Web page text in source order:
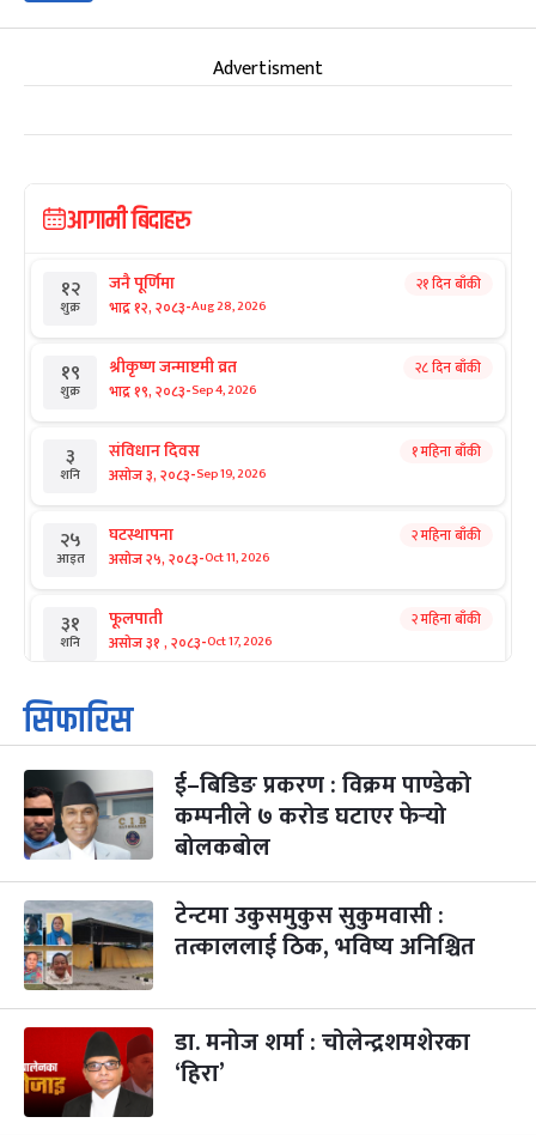
Advertisment
आगामी बिदाहरु
१२
शुक्र
जनै पूर्णिमा
भाद्र १२, २०८३-Aug 28, 2026
२१ दिन बाँकी
१९
शुक्र
श्रीकृष्ण जन्माष्टमी व्रत
भाद्र १९, २०८३-Sep 4, 2026
२८ दिन बाँकी
३
शनि
संविधान दिवस
असोज ३, २०८३-Sep 19, 2026
१ महिना बाँकी
२५
आइत
घटस्थापना
असोज २५, २०८३-Oct 11, 2026
२ महिना बाँकी
३१
शनि
फूलपाती
असोज ३१ , २०८३-Oct 17, 2026
२ महिना बाँकी
१
आइत
कार्तिक सङ्क्रान्ति
कार्तिक १, २०८३
३
मंगल
महानवमी
कार्तिक ३, २०८३-Oct 20, 2026
२ महिना बाँकी
४
५
बिहि
पापा‌ङ्कुशा एकादशी व्रत
कार्तिक ५, २०८३
२ महिना बाँकी
आइत
कुकुर तिहार
कार्तिक २२, २०८३-Nov 8, 2026
३ महिना बाँकी
२३ गाई पूजा
सिफारिस
ई–बिडिङ प्रकरण : विक्रम पाण्डेको
कम्पनीले ७ करोड घटाएर फेर्‍यो
बोलकबोल
टेन्टमा उकुसमुकुस सुकुमवासी :
तत्काललाई ठिक, भविष्य अनिश्चित
डा. मनोज शर्मा : चोलेन्द्रशमशेरका
‘हिरा’